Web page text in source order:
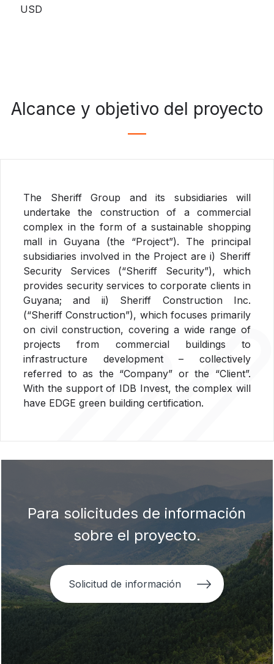
USD
Alcance y objetivo del proyecto
The Sheriff Group and its subsidiaries will
undertake the construction of a commercial
complex in the form of a sustainable shopping
mall in Guyana (the “Project”). The principal
subsidiaries involved in the Project are i) Sheriff
Security Services (“Sheriff Security”), which
provides security services to corporate clients in
Guyana; and ii) Sheriff Construction Inc.
(“Sheriff Construction”), which focuses primarily
on civil construction, covering a wide range of
projects from commercial buildings to
infrastructure development – collectively
referred to as the “Company” or the “Client”.
With the support of IDB Invest, the complex will
have EDGE green building certification.
Para solicitudes de información
sobre el proyecto.
Solicitud de información